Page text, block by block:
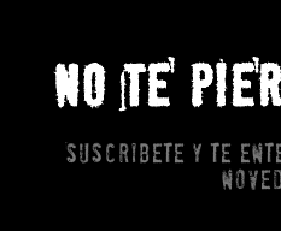
NO TE
Suscribete y te